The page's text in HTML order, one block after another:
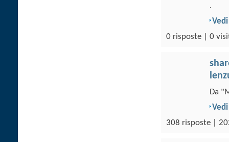
.
0 risposte | 0
Da
308 risposte |